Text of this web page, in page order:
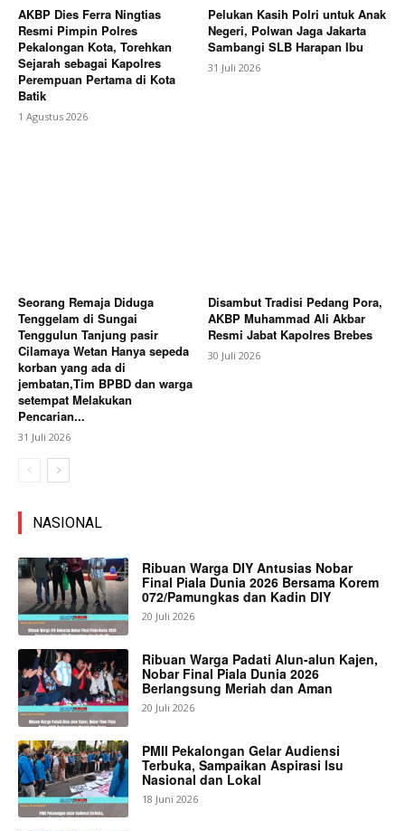
AKBP Dies Ferra Ningtias
Resmi Pimpin Polres
Pekalongan Kota, Torehkan
Sejarah sebagai Kapolres
Perempuan Pertama di Kota
Batik
1 Agustus 2026
Pelukan Kasih Polri untuk Anak
Negeri, Polwan Jaga Jakarta
Sambangi SLB Harapan Ibu
31 Juli 2026
Seorang Remaja Diduga
Tenggelam di Sungai
Tenggulun Tanjung pasir
Cilamaya Wetan Hanya sepeda
korban yang ada di
jembatan,Tim BPBD dan warga
setempat Melakukan
Pencarian...
31 Juli 2026
Disambut Tradisi Pedang Pora,
AKBP Muhammad Ali Akbar
Resmi Jabat Kapolres Brebes
30 Juli 2026
NASIONAL
Ribuan Warga DIY Antusias Nobar
Final Piala Dunia 2026 Bersama Korem
072/Pamungkas dan Kadin DIY
20 Juli 2026
Ribuan Warga Padati Alun-alun Kajen,
Nobar Final Piala Dunia 2026
Berlangsung Meriah dan Aman
20 Juli 2026
PMII Pekalongan Gelar Audiensi
Terbuka, Sampaikan Aspirasi Isu
Nasional dan Lokal
18 Juni 2026